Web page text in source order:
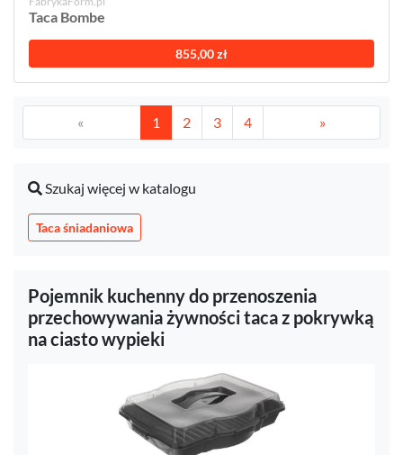
Taca Bombe
855,00 zł
« 1 2 3 4 »
Szukaj więcej w katalogu
Taca śniadaniowa
Pojemnik kuchenny do przenoszenia
przechowywania żywności taca z pokrywką
na ciasto wypieki